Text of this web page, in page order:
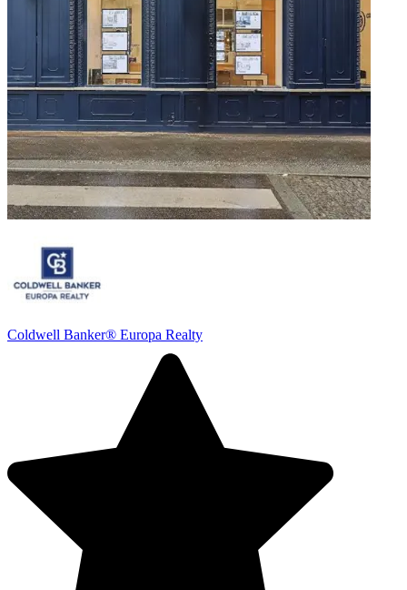
Coldwell Banker® Europa Realty